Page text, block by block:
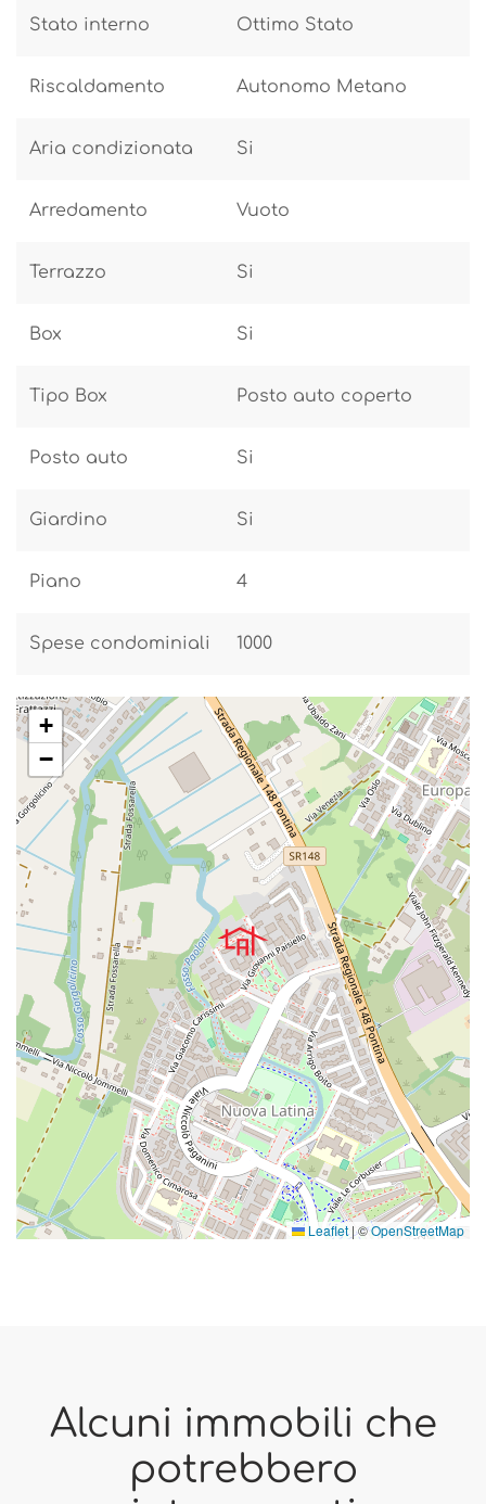
Stato interno Ottimo Stato
Riscaldamento Autonomo Metano
Aria condizionata Si
Arredamento Vuoto
Terrazzo Si
Box Si
Tipo Box Posto auto coperto
Posto auto Si
Giardino Si
Piano 4
Spese condominiali 1000
+
−
Leaflet |©OpenStreetMap
Alcuni immobili che
potrebbero